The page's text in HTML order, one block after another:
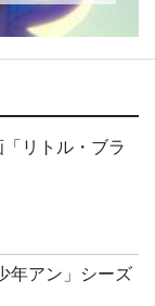
リトル・ブラ
年アン」シーズ